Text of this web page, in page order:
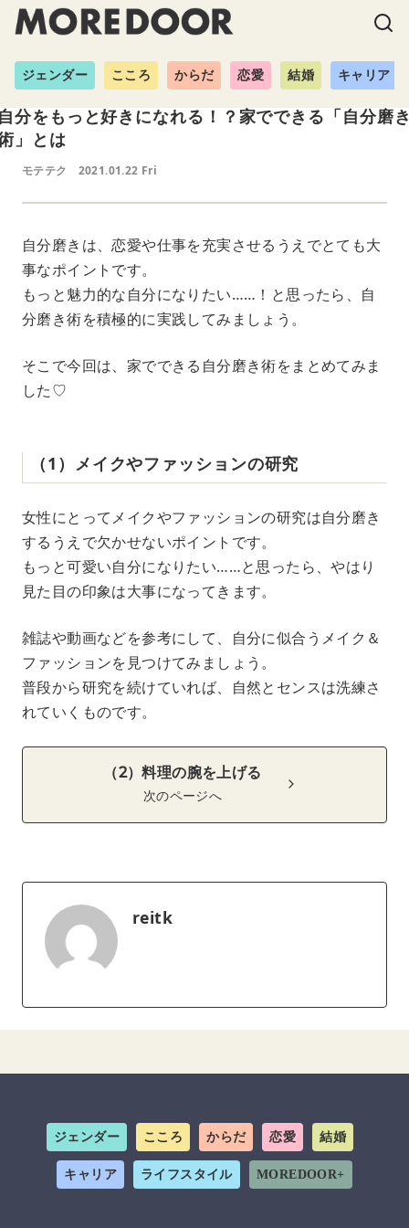
ジェンダー こころ からだ 恋愛 結婚 キャリア
分をもっと好きになれる！？家でできる「自分磨
」とは
モテテク 2021.01.22 Fri
自分磨きは、恋愛や仕事を充実させるうえでとても大
事なポイントです。
もっと魅力的な自分になりたい……！と思ったら、自
分磨き術を積極的に実践してみましょう。
そこで今回は、家でできる自分磨き術をまとめてみま
した♡
（1）メイクやファッションの研究
女性にとってメイクやファッションの研究は自分磨き
するうえで欠かせないポイントです。
もっと可愛い自分になりたい……と思ったら、やはり
見た目の印象は大事になってきます。
雑誌や動画などを参考にして、自分に似合うメイク＆
ファッションを見つけてみましょう。
普段から研究を続けていれば、自然とセンスは洗練さ
れていくものです。
（2）料理の腕を上げる
次のページへ
reitk
ジェンダー こころ からだ 恋愛 結婚
キャリア ライフスタイル MOREDOOR+